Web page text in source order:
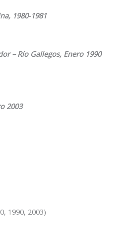
1980-1981
– Río Gallegos, Enero 1990
2003
1990, 2003)